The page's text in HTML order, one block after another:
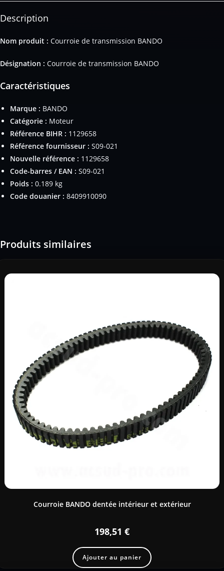
Description
Nom produit : Courroie de transmission BANDO
Désignation : Courroie de transmission BANDO
Caractéristiques
Marque : BANDO
Catégorie : Moteur
Référence BIHR : 1129658
Référence fournisseur : S09-021
Nouvelle référence : 1129658
Code-barres / EAN : S09-021
Poids : 0.189 kg
Code douanier : 8409910090
Produits similaires
Courroie BANDO dentée intérieur et extérieur
198,51 €
Ajouter au panier